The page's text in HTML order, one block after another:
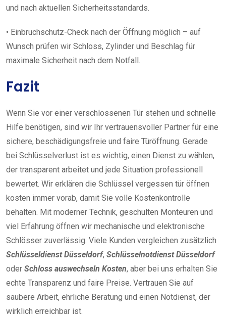
und nach aktuellen Sicherheitsstandards.
• Einbruchschutz-Check nach der Öffnung möglich – auf
Wunsch prüfen wir Schloss, Zylinder und Beschlag für
maximale Sicherheit nach dem Notfall.
Fazit
Wenn Sie vor einer verschlossenen Tür stehen und schnelle
Hilfe benötigen, sind wir Ihr vertrauensvoller Partner für eine
sichere, beschädigungsfreie und faire Türöffnung. Gerade
bei Schlüsselverlust ist es wichtig, einen Dienst zu wählen,
der transparent arbeitet und jede Situation professionell
bewertet. Wir erklären die Schlüssel vergessen tür öffnen
kosten immer vorab, damit Sie volle Kostenkontrolle
behalten. Mit moderner Technik, geschulten Monteuren und
viel Erfahrung öffnen wir mechanische und elektronische
Schlösser zuverlässig. Viele Kunden vergleichen zusätzlich
Schlüsseldienst Düsseldorf, Schlüsselnotdienst Düsseldorf
oder Schloss auswechseln Kosten, aber bei uns erhalten Sie
echte Transparenz und faire Preise. Vertrauen Sie auf
saubere Arbeit, ehrliche Beratung und einen Notdienst, der
wirklich erreichbar ist.